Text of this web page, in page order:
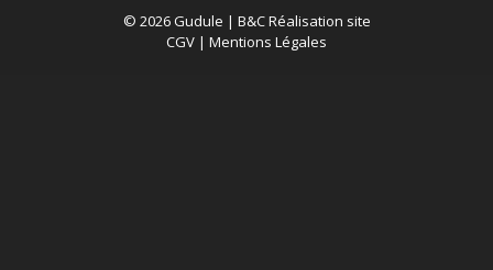
© 2026 Gudule | B&C Réalisation site
CGV | Mentions Légales